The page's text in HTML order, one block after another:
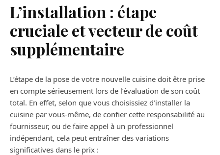
L’installation : étape
cruciale et vecteur de coût
supplémentaire
L’étape de la pose de votre nouvelle cuisine doit être prise
en compte sérieusement lors de l’évaluation de son coût
total. En effet, selon que vous choisissiez d’installer la
cuisine par vous-même, de confier cette responsabilité au
fournisseur, ou de faire appel à un professionnel
indépendant, cela peut entraîner des variations
significatives dans le prix :